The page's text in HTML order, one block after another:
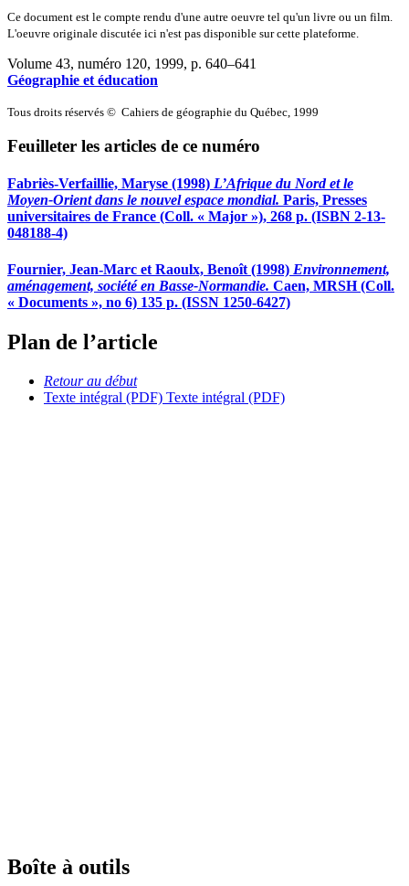
Ce document est le compte rendu d'une autre oeuvre tel qu'un livre ou un film.
L'oeuvre originale discutée ici n'est pas disponible sur cette plateforme.
Volume 43, numéro 120, 1999, p. 640–641
Géographie et éducation
Tous droits réservés © Cahiers de géographie du Québec, 1999
Feuilleter les articles de ce numéro
Fabriès-Verfaillie, Maryse (1998) L’Afrique du Nord et le
Moyen-Orient dans le nouvel espace mondial. Paris, Presses
universitaires de France (Coll. « Major »), 268 p. (ISBN 2-13-
048188-4)
Fournier, Jean-Marc et Raoulx, Benoît (1998) Environnement,
aménagement, société en Basse-Normandie. Caen, MRSH (Coll.
« Documents », no 6) 135 p. (ISSN 1250-6427)
Plan de l’article
Retour au début
Texte intégral (PDF) Texte intégral (PDF)
Boîte à outils